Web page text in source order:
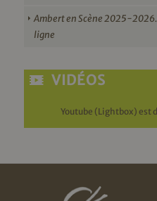
Ambert en Scène 2025-
ligne
VIDÉOS
Youtube (Lightbox) est